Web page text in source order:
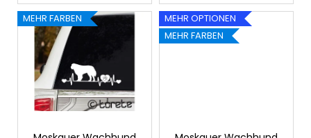
MEHR FARBEN
MEHR OPTIONEN
MEHR FARBEN